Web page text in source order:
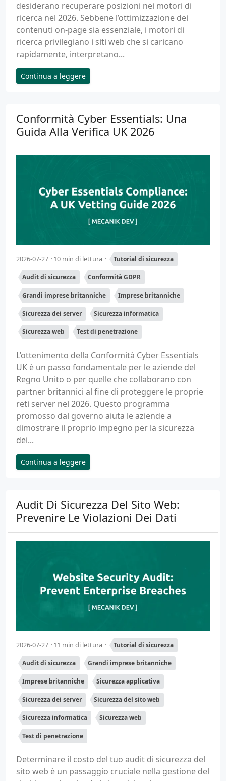
desiderano recuperare posizioni nei motori di
ricerca nel 2026. Sebbene l’ottimizzazione dei
contenuti on-page sia essenziale, i motori di
ricerca privilegiano i siti web che si caricano
rapidamente, interpretano...
Continua a leggere
Conformità Cyber Essentials: Una
Guida Alla Verifica UK 2026
2026-07-27 10 min di lettura Tutorial di sicurezza
Audit di sicurezza Conformità GDPR
Grandi imprese britanniche Imprese britanniche
Sicurezza dei server Sicurezza informatica
Sicurezza web Test di penetrazione
L’ottenimento della Conformità Cyber Essentials
UK è un passo fondamentale per le aziende del
Regno Unito o per quelle che collaborano con
partner britannici al fine di proteggere le proprie
reti server nel 2026. Questo programma
promosso dal governo aiuta le aziende a
dimostrare il proprio impegno per la sicurezza
dei...
Continua a leggere
Audit Di Sicurezza Del Sito Web:
Prevenire Le Violazioni Dei Dati
2026-07-27 11 min di lettura Tutorial di sicurezza
Audit di sicurezza Grandi imprese britanniche
Imprese britanniche Sicurezza applicativa
Sicurezza dei server Sicurezza del sito web
Sicurezza informatica Sicurezza web
Test di penetrazione
Determinare il costo del tuo audit di sicurezza del
sito web è un passaggio cruciale nella gestione del